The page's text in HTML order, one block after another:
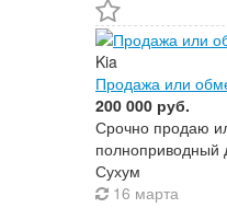
Kia
Продажа или
200 000 руб.
Срочно продаю
полноприводный
Сухум
16 марта